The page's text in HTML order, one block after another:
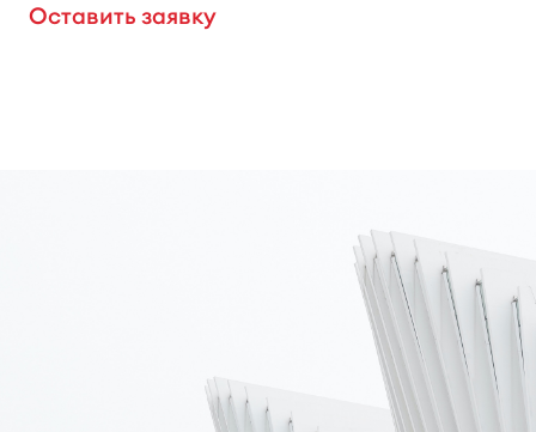
Оставить заявку